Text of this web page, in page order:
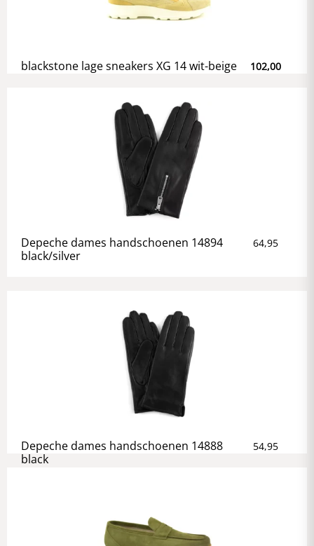
blackstone lage sneakers XG 14 wit-beige 102,00
Depeche dames handschoenen 14894
black/silver
64,95
Depeche dames handschoenen 14888
black
54,95